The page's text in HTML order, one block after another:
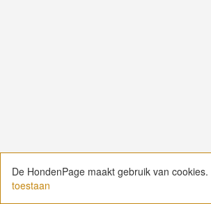
De HondenPage maakt gebruik van cookies.
toestaan
De HondenPage maakt gebruik van cookies.
toestaan